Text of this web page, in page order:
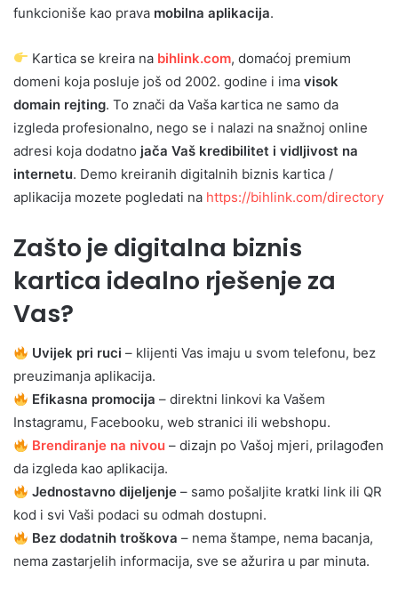
funkcioniše kao prava mobilna aplikacija.
Kartica se kreira na bihlink.com, domaćoj premium
domeni koja posluje još od 2002. godine i ima visok
domain rejting. To znači da Vaša kartica ne samo da
izgleda profesionalno, nego se i nalazi na snažnoj online
adresi koja dodatno jača Vaš kredibilitet i vidljivost na
internetu. Demo kreiranih digitalnih biznis kartica /
aplikacija mozete pogledati na https://bihlink.com/directory
Zašto je digitalna biznis
kartica idealno rješenje za
Vas?
Uvijek pri ruci – klijenti Vas imaju u svom telefonu, bez
preuzimanja aplikacija.
Efikasna promocija – direktni linkovi ka Vašem
Instagramu, Facebooku, web stranici ili webshopu.
Brendiranje na nivou – dizajn po Vašoj mjeri, prilagođen
da izgleda kao aplikacija.
Jednostavno dijeljenje – samo pošaljite kratki link ili QR
kod i svi Vaši podaci su odmah dostupni.
Bez dodatnih troškova – nema štampe, nema bacanja,
nema zastarjelih informacija, sve se ažurira u par minuta.